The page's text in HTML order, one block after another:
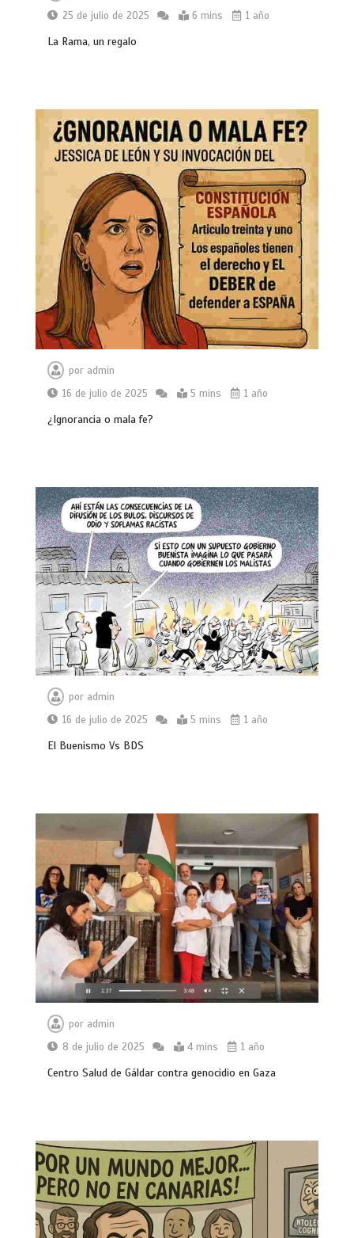
25 de julio de 2025
6 mins 1 año
La Rama, un regalo
por admin
16 de julio de 2025
5 mins 1 año
¿Ignorancia o mala fe?
por admin
16 de julio de 2025
5 mins 1 año
El Buenismo Vs BDS
por admin
8 de julio de 2025
4 mins 1 año
Centro Salud de Gáldar contra genocidio en Gaza